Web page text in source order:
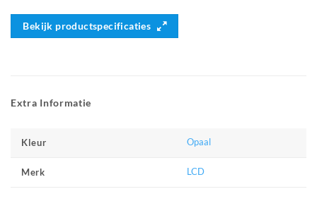
Bekijk productspecificaties
Extra Informatie
Kleur Opaal
Merk LCD